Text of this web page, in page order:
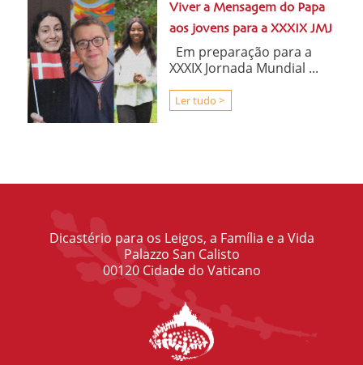
Viver a Mensagem do Papa
aos jovens para a XXXIX JMJ
Em preparação para a
XXXIX Jornada Mundial ...
Ler tudo >
Dicastério para os Leigos, a Família e a Vida
Palazzo San Calisto
00120 Cidade do Vaticano